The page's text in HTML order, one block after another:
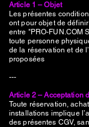
Article 1 – Objet
Les présentes
ont pour objet de
entre "PRO-FUN.COM
toute personne
de la réservation et de
proposées
---
Article 2 – Acceptation
Toute réservation,
installations implique
des présentes CGV,